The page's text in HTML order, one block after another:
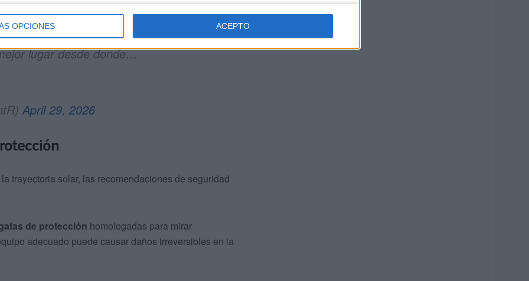
OPCIONES ACEPTO
que el día del eclipse y será la
lugar desde donde…
April 29, 2026
trayectoria solar, las recomendaciones de seguridad
de protección homologadas para mirar
adecuado puede causar daños irreversibles en la